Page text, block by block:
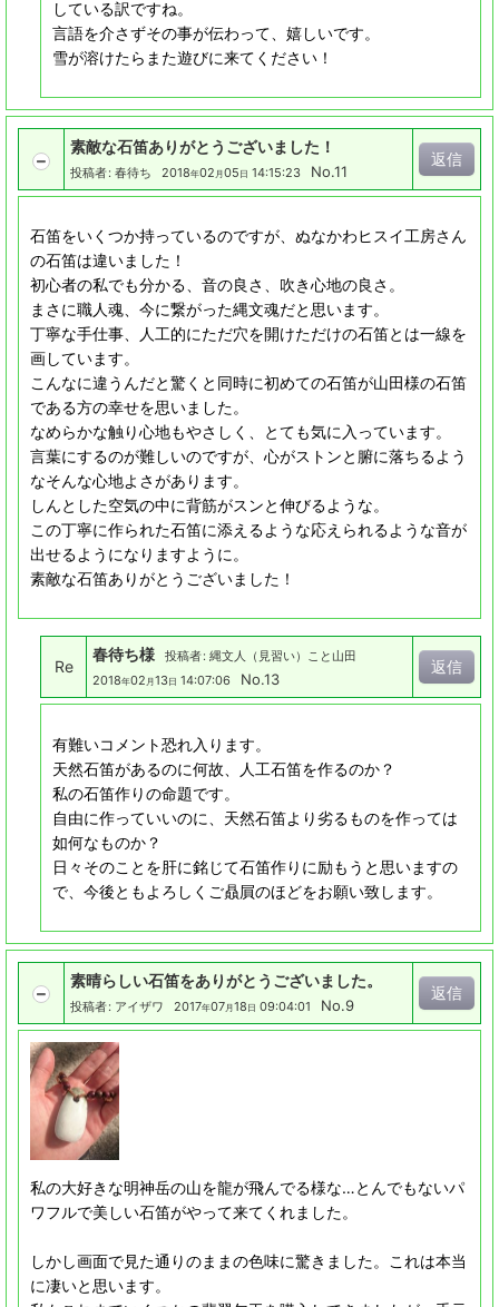
している訳ですね。
言語を介さずその事が伝わって、嬉しいです。
雪が溶けたらまた遊びに来てください！
素敵な石笛ありがとうございました！
投稿者: 春待ち 2018年02 月05 日 14:15:23 No.11
返信
石笛をいくつか持っているのですが、ぬなかわヒスイ工房さん
の石笛は違いました！
初心者の私でも分かる、音の良さ、吹き心地の良さ。
まさに職人魂、今に繋がった縄文魂だと思います。
丁寧な手仕事、人工的にただ穴を開けただけの石笛とは一線を
画しています。
こんなに違うんだと驚くと同時に初めての石笛が山田様の石笛
である方の幸せを思いました。
なめらかな触り心地もやさしく、とても気に入っています。
言葉にするのが難しいのですが、心がストンと腑に落ちるよう
なそんな心地よさがあります。
しんとした空気の中に背筋がスンと伸びるような。
この丁寧に作られた石笛に添えるような応えられるような音が
出せるようになりますように。
素敵な石笛ありがとうございました！
Re
春待ち様 投稿者: 縄文人（見習い）こと山田
2018年02 月13日 14:07:06 No.13
返信
有難いコメント恐れ入ります。
天然石笛があるのに何故、人工石笛を作るのか？
私の石笛作りの命題です。
自由に作っていいのに、天然石笛より劣るものを作っては
如何なものか？
日々そのことを肝に銘じて石笛作りに励もうと思いますの
で、今後ともよろしくご贔屓のほどをお願い致します。
素晴らしい石笛をありがとうございました。
投稿者: アイザワ 2017年07 月18 日 09:04:01 No.9
返信
私の大好きな明神岳の山を龍が飛んでる様な…とんでもないパ
ワフルで美しい石笛がやって来てくれました。
しかし画面で見た通りのままの色味に驚きました。これは本当
に凄いと思います。